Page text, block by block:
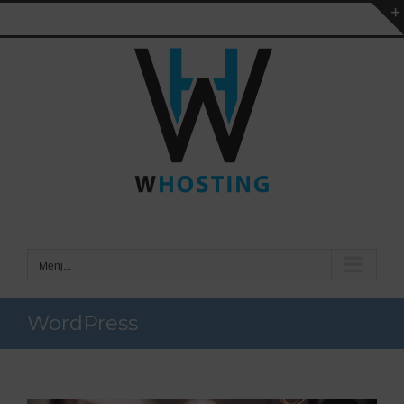
Menj...
WordPress